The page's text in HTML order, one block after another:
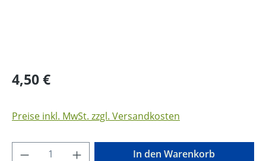
Regulärer Preis:
4,50 €
Preise inkl. MwSt. zzgl. Versandkosten
Produkt Anzahl: Gib den gewünschten
In den Warenkorb